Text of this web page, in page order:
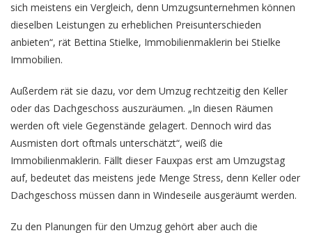
sich meistens ein Vergleich, denn Umzugsunternehmen können
dieselben Leistungen zu erheblichen Preisunterschieden
anbieten“, rät Bettina Stielke, Immobilienmaklerin bei Stielke
Immobilien.
Außerdem rät sie dazu, vor dem Umzug rechtzeitig den Keller
oder das Dachgeschoss auszuräumen. „In diesen Räumen
werden oft viele Gegenstände gelagert. Dennoch wird das
Ausmisten dort oftmals unterschätzt“, weiß die
Immobilienmaklerin. Fällt dieser Fauxpas erst am Umzugstag
auf, bedeutet das meistens jede Menge Stress, denn Keller oder
Dachgeschoss müssen dann in Windeseile ausgeräumt werden.
Zu den Planungen für den Umzug gehört aber auch die